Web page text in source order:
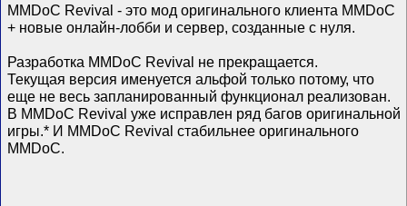
MMDoC Revival - это мод оригинального клиента MMDoC
+ новые онлайн-лобби и сервер, созданные с нуля.
Разработка MMDoC Revival не прекращается.
Текущая версия именуется альфой только потому, что
еще не весь запланированный функционал реализован.
В MMDoC Revival уже исправлен ряд багов оригинальной
игры.* И MMDoC Revival стабильнее оригинального
MMDoC.